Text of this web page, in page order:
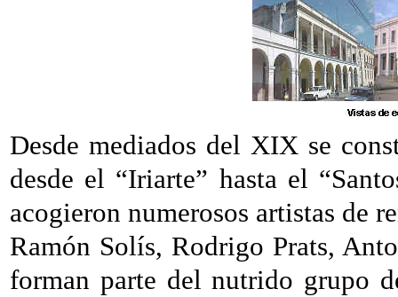
Desde mediados del XIX se
desde el “Iriarte” hasta el
acogieron numerosos artistas de
Ramón Solís, Rodrigo Prats,
forman parte del nutrido grupo